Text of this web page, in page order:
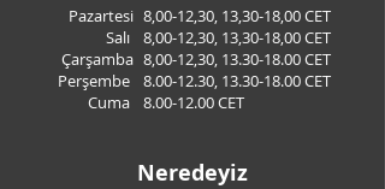
Pazartesi
Salı
Çarşamba
Perşembe
Cuma
8,00-12,30, 13,30-18,00 CET
8,00-12,30, 13,30-18,00 CET
8,00-12,30, 13.30-18.00CET
8.00-12.30, 13.30-18.00CET
8.00-12.00CET
Neredeyiz